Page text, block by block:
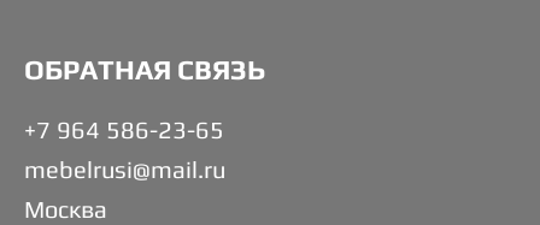
ОБРАТНАЯ СВЯЗЬ
+7 964 586-23-65
mebelrusi@mail.ru
Москва